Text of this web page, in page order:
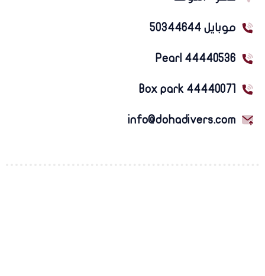
موبايل 50344644
Pearl 44440536
Box park 44440071
info@dohadivers.com